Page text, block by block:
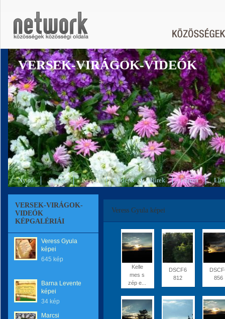
VERSEK-VIRÁGOK-VIDEÓK
Nyitó Tagok Képek Videók Hírek Fórum
VERSEK-VIRÁGOK-
VIDEÓK
KÉPGALÉRIÁI
Veress Gyula
képei
645 kép
Barna Levente
képei
34 kép
Marcsi
Veress Gyula képei
Kelle
mes s
zép e...
DSCF6
812
856